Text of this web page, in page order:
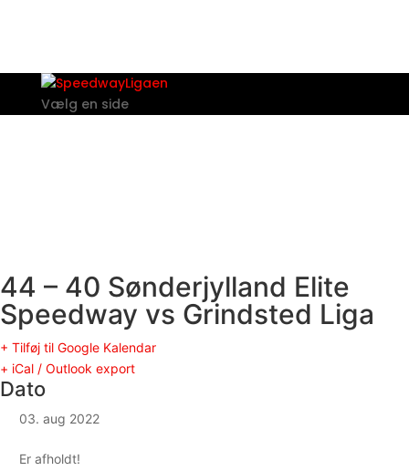
Vælg en side
44 – 40 Sønderjylland Elite
Speedway vs Grindsted Liga
+ Tilføj til Google Kalendar
+ iCal / Outlook export
Dato
03. aug 2022
Er afholdt!